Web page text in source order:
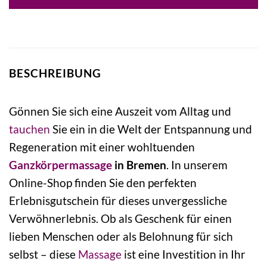
BESCHREIBUNG
Gönnen Sie sich eine Auszeit vom Alltag und
tauchen Sie ein in die Welt der Entspannung und
Regeneration mit einer wohltuenden
Ganzkörpermassage in Bremen. In unserem
Online-Shop finden Sie den perfekten
Erlebnisgutschein für dieses unvergessliche
Verwöhnerlebnis. Ob als Geschenk für einen
lieben Menschen oder als Belohnung für sich
selbst – diese Massage ist eine Investition in Ihr